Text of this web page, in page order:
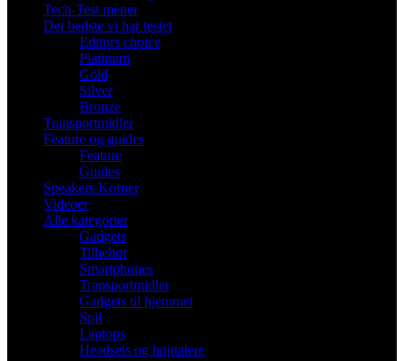
Tech-Test mener
Det bedste vi har testet
Editors choice
Platinum
Gold
Silver
Bronze
Transportmidler
Feature og guides
Feature
Guides
Speakers Korner
Videoer
Alle kategorier
Gadgets
Tilbehør
Smartphones
Transportmidler
Gadgets til hjemmet
Spil
Laptops
Headsets og højttalere